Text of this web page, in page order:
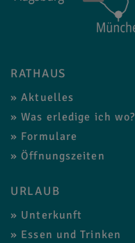
RATHAUS
Aktuelles
Was erledige ich wo?
Formulare
Öffnungszeiten
URLAUB
Unterkunft
Essen und Trinken